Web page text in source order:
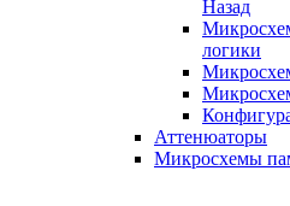
Назад
логики
Аттенюаторы
Микросхемы